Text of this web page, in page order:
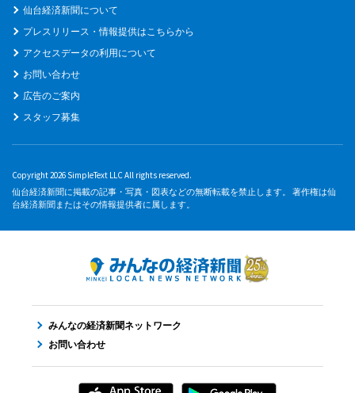
仙台経済新聞について
プレスリリース・情報提供はこちらから
アクセスデータの利用について
お問い合わせ
広告のご案内
スタッフ募集
Copyright 2026 SimpleText LLC All rights reserved.
仙台経済新聞に掲載の記事・写真・図表などの無断転載を禁止します。 著作権は仙
台経済新聞またはその情報提供者に属します。
みんなの経済新聞ネットワーク
お問い合わせ